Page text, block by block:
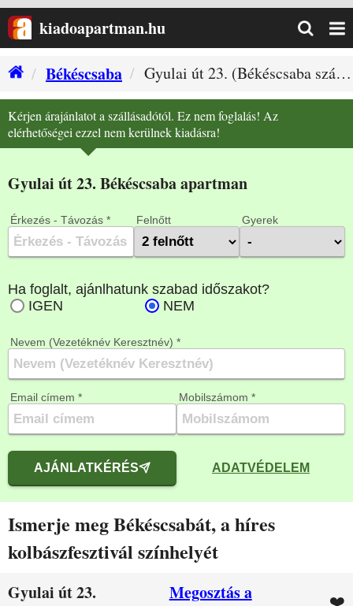
kiadoapartman.hu
Békéscsaba
Gyulai út 23. (Békéscsaba szállás)
Kérjen árajánlatot a szállásadótól. Ez nem foglalás! Az
elérhetőségei ezzel nem kerülnek kiadásra!
Gyulai út 23. Békéscsaba apartman
Érkezés - Távozás * Felnőtt Gyerek
Nevem (Vezetéknév Keresztnév) *
Email címem * Mobilszámom *
AJÁNLATKÉRÉS ADATVÉDELEM
Ismerje meg Békéscsabát, a híres
kolbászfesztivál színhelyét
Gyulai út 23.
Megosztás a
❤️